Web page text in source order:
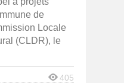
de
Locale
(CLDR), le
405